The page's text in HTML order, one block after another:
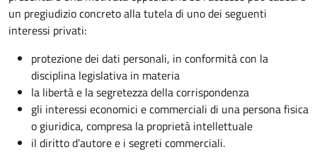
un pregiudizio concreto alla tutela di uno dei seguenti
interessi privati:
protezione dei dati personali, in conformità con la
disciplina legislativa in materia
la libertà e la segretezza della corrispondenza
gli interessi economici e commerciali di una persona fisica
o giuridica, compresa la proprietà intellettuale
il diritto d’autore e i segreti commerciali.